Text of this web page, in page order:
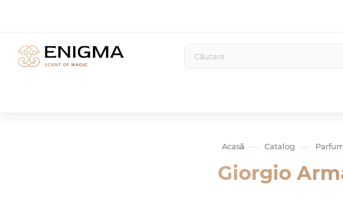
Acasă — Catalog —
Giorgio